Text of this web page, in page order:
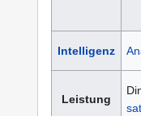
Intelligenz
Leistung